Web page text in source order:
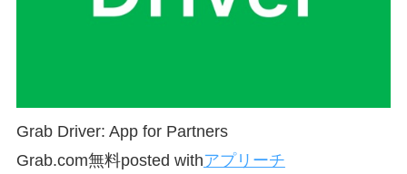
Grab Driver: App for Partners
Grab.com無料posted withアプリーチ